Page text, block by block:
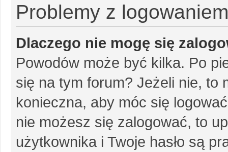
Problemy z
Dlaczego nie mogę się
Powodów może być kilka. Po
się na tym forum? Jeżeli nie, to
konieczna, aby móc się
nie możesz się zalogować, to
użytkownika i Twoje hasło są